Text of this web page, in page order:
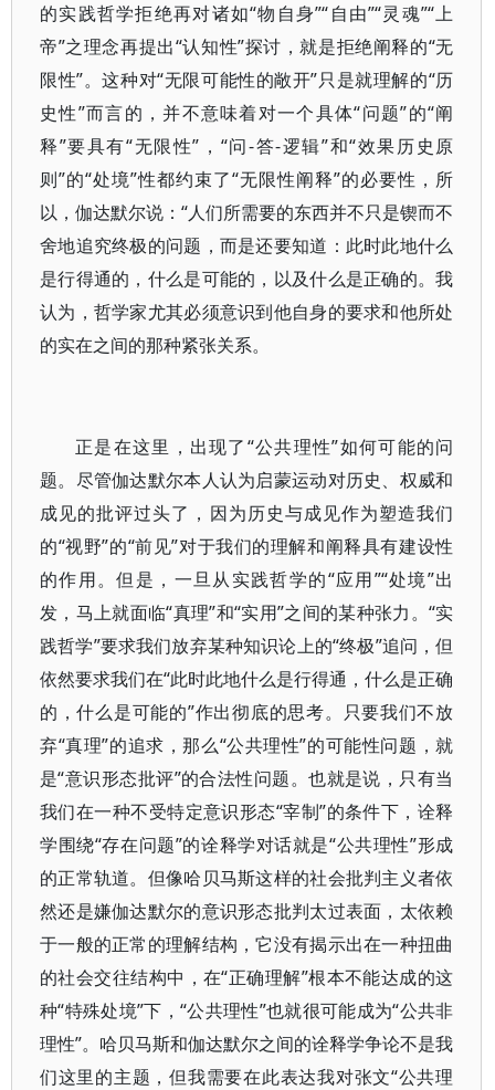
的实践哲学拒绝再对诸如“物自身”“自由”“灵魂”“上
帝”之理念再提出“认知性”探讨，就是拒绝阐释的“无
限性”。这种对“无限可能性的敞开”只是就理解的“历
史性”而言的，并不意味着对一个具体“问题”的“阐
释”要具有“无限性”，“问-答-逻辑”和“效果历史原
则”的“处境”性都约束了“无限性阐释”的必要性，所
以，伽达默尔说：“人们所需要的东西并不只是锲而不
舍地追究终极的问题，而是还要知道：此时此地什么
是行得通的，什么是可能的，以及什么是正确的。我
认为，哲学家尤其必须意识到他自身的要求和他所处
的实在之间的那种紧张关系。
正是在这里，出现了“公共理性”如何可能的问
题。尽管伽达默尔本人认为启蒙运动对历史、权威和
成见的批评过头了，因为历史与成见作为塑造我们
的“视野”的“前见”对于我们的理解和阐释具有建设性
的作用。但是，一旦从实践哲学的“应用”“处境”出
发，马上就面临“真理”和“实用”之间的某种张力。“实
践哲学”要求我们放弃某种知识论上的“终极”追问，但
依然要求我们在“此时此地什么是行得通，什么是正确
的，什么是可能的”作出彻底的思考。只要我们不放
弃“真理”的追求，那么“公共理性”的可能性问题，就
是“意识形态批评”的合法性问题。也就是说，只有当
我们在一种不受特定意识形态“宰制”的条件下，诠释
学围绕“存在问题”的诠释学对话就是“公共理性”形成
的正常轨道。但像哈贝马斯这样的社会批判主义者依
然还是嫌伽达默尔的意识形态批判太过表面，太依赖
于一般的正常的理解结构，它没有揭示出在一种扭曲
的社会交往结构中，在“正确理解”根本不能达成的这
种“特殊处境”下，“公共理性”也就很可能成为“公共非
理性”。哈贝马斯和伽达默尔之间的诠释学争论不是我
们这里的主题，但我需要在此表达我对张文“公共理